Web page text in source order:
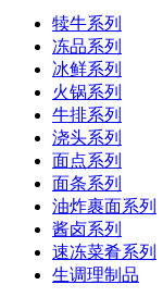
犊牛系列
冻品系列
冰鲜系列
火锅系列
牛排系列
浇头系列
面点系列
面条系列
油炸裹面系列
酱卤系列
速冻菜肴系列
生调理制品